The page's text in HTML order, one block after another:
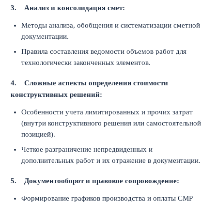
3. Анализ и консолидация смет:
Методы анализа, обобщения и систематизации сметной
документации.
Правила составления ведомости объемов работ для
технологически законченных элементов.
4. Сложные аспекты определения стоимости
конструктивных решений:
Особенности учета лимитированных и прочих затрат
(внутри конструктивного решения или самостоятельной
позицией).
Четкое разграничение непредвиденных и
дополнительных работ и их отражение в документации.
5. Документооборот и правовое сопровождение:
Формирование графиков производства и оплаты СМР